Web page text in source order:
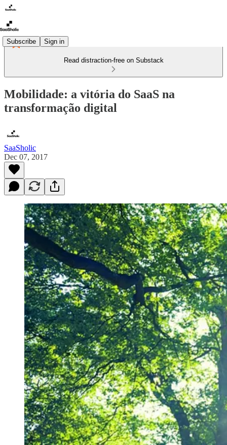
Subscribe Sign in
Read distraction-free on Substack
Mobilidade: a vitória do SaaS na
transformação digital
SaaSholic
Dec 07, 2017